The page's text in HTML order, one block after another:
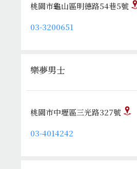
桃園市龜山區明德路54巷5號
03-3200651
樂夢男士
桃園市中壢區三光路327號
03-4014242